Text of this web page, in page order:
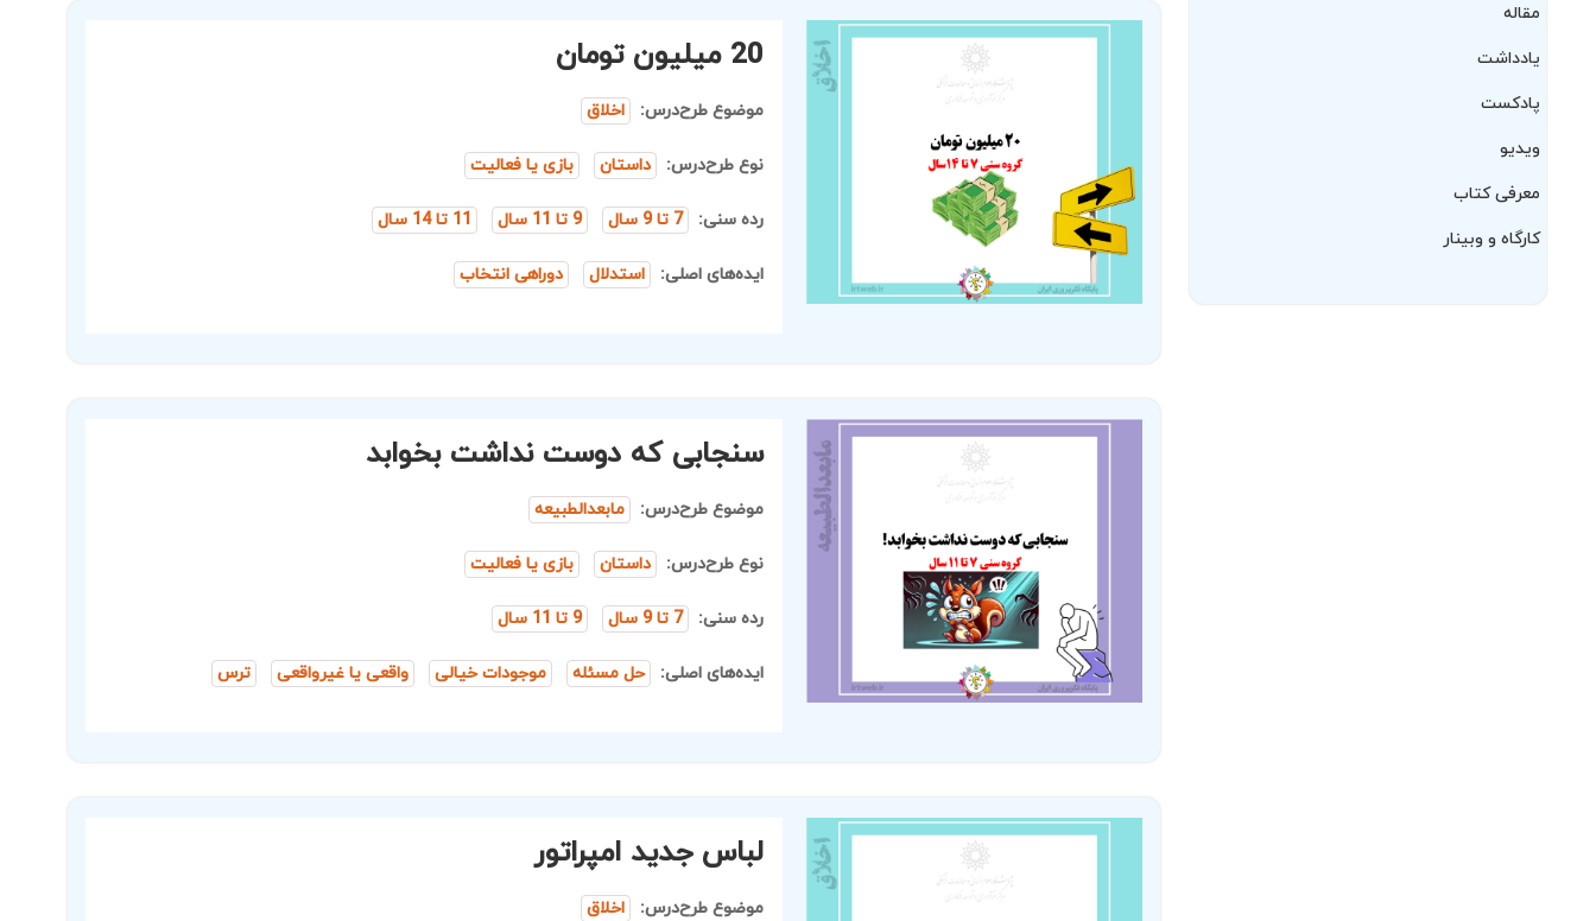
مقاله
یادداشت
پادکست
ویدیو
معرفی کتاب
کارگاه و وبینار
20 میلیون تومان
موضوع طرح‌درس: اخلاق
نوع طرح‌درس: داستان بازی یا فعالیت
رده سنی: 7 تا 9 سال 9 تا 11 سال 11 تا 14 سال
ایده‌های اصلی: استدلال دوراهی انتخاب
سنجابی که دوست نداشت بخوابد
موضوع طرح‌درس: مابعدالطبیعه
نوع طرح‌درس: داستان بازی یا فعالیت
رده سنی: 7 تا 9 سال 9 تا 11 سال
ایده‌های اصلی: حل مسئله موجودات خیالی واقعی یا غیرواقعی ترس
لباس جدید امپراتور
موضوع طرح‌درس: اخلاق